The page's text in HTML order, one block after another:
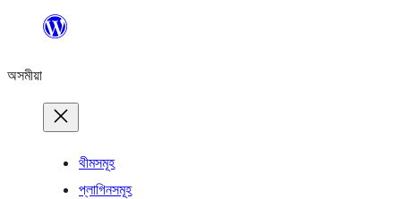
বিষয়বস্তুলৈ
অসমীয়া
থীমসমূহ
প্লাগিনসমূহ